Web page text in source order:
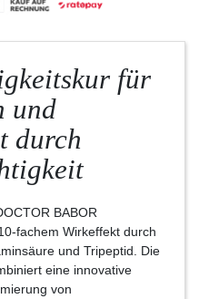
für
und
durch
BABOR
fachem Wirkeffekt durch
und Tripeptid. Die
eine innovative
von